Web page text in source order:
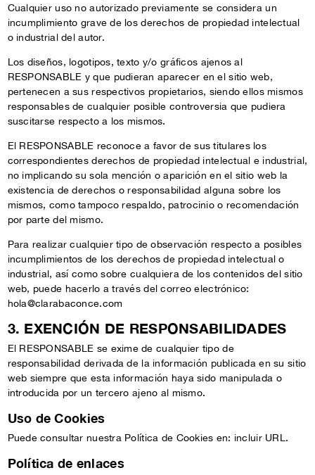
Cualquier uso no autorizado previamente se considera un
incumplimiento grave de los derechos de propiedad intelectual
o industrial del autor.
Los diseños, logotipos, texto y/o gráficos ajenos al
RESPONSABLE y que pudieran aparecer en el sitio web,
pertenecen a sus respectivos propietarios, siendo ellos mismos
responsables de cualquier posible controversia que pudiera
suscitarse respecto a los mismos.
El RESPONSABLE reconoce a favor de sus titulares los
correspondientes derechos de propiedad intelectual e industrial,
no implicando su sola mención o aparición en el sitio web la
existencia de derechos o responsabilidad alguna sobre los
mismos, como tampoco respaldo, patrocinio o recomendación
por parte del mismo.
Para realizar cualquier tipo de observación respecto a posibles
incumplimientos de los derechos de propiedad intelectual o
industrial, así como sobre cualquiera de los contenidos del sitio
web, puede hacerlo a través del correo electrónico:
hola@clarabaconce.com
3. EXENCIÓN DE RESPONSABILIDADES
El RESPONSABLE se exime de cualquier tipo de
responsabilidad derivada de la información publicada en su sitio
web siempre que esta información haya sido manipulada o
introducida por un tercero ajeno al mismo.
Uso de Cookies
Puede consultar nuestra Política de Cookies en: incluir URL.
Política de enlaces